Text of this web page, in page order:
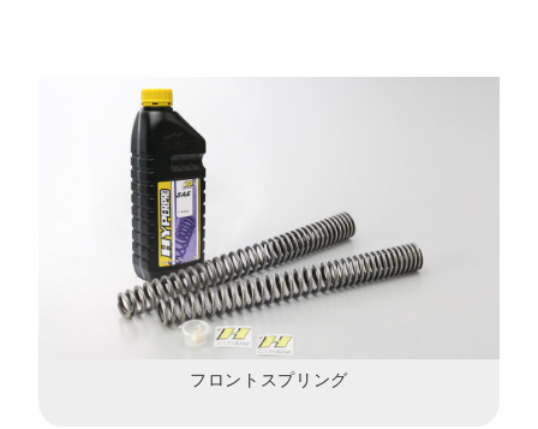
フロントスプリング